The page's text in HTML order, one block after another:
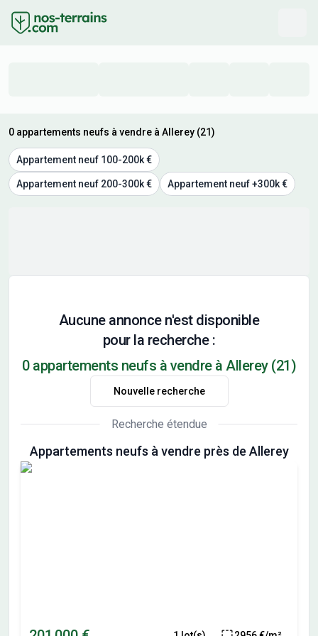
0 appartements neufs à vendre à Allerey (21)
Appartement neuf 100-200k €
Appartement neuf 200-300k € Appartement neuf +300k €
Aucune annonce n'est disponible
pour la recherche :
0 appartements neufs à vendre à Allerey (21)
Nouvelle recherche
Recherche étendue
Appartements neufs à vendre près de Allerey